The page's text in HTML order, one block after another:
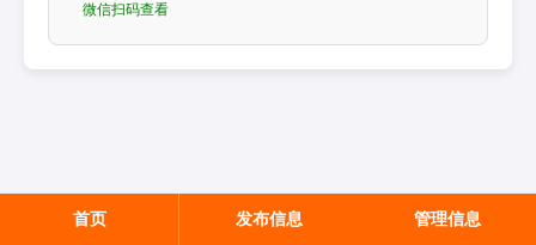
微信扫码查看
首页 发布信息 管理信息